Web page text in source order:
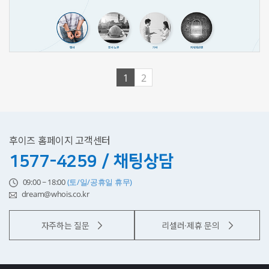
신청하기
1 2
후이즈 홈페이지 고객센터
1577-4259 / 채팅상담
09:00 ~ 18:00(토/일/공휴일 휴무)
dream@whois.co.kr
자주하는 질문 리셀러·제휴 문의